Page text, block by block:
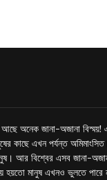
অনেক জানা-অজানা
কাছে এখন পর্যন্ত
আর বিশ্বের এসব জানা-
হয়তো মানুষ এখনও ভুলতে